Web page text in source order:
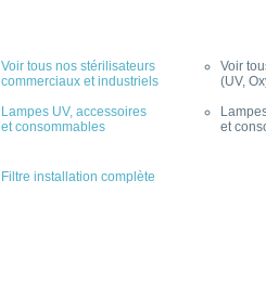
Voir tous nos stérilisateurs
commerciaux et industriels
Lampes UV, accessoires
et consommables
Voir
(UV,
et
Filtre installation complète